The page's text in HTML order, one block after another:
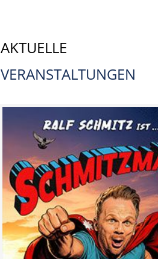
AKTUELLE
VERANSTALTUNGEN